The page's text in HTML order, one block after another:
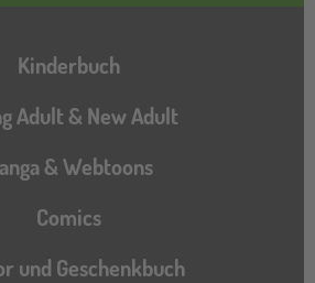
Kinderbuch
Adult & New Adult
& Webtoons
Comics
und Geschenkbuch